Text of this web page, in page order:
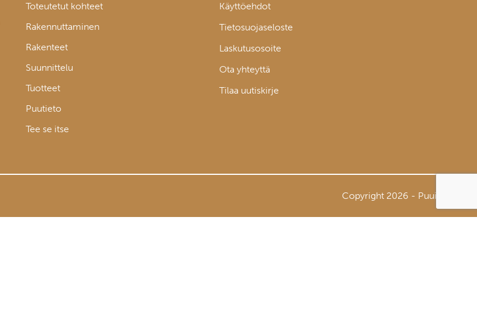
Toteutetut kohteet
Rakennuttaminen
Rakenteet
Suunnittelu
Tuotteet
Puutieto
Tee se itse
Käyttöehdot
Tietosuojaseloste
Laskutusosoite
Ota yhteyttä
Tilaa uutiskirje
Copyright 2026 - Puuinfo Oy